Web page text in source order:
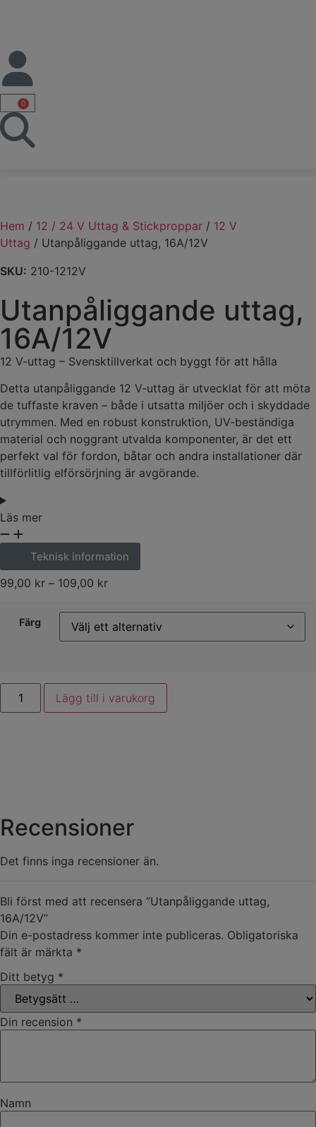
0
Hem / 12 / 24 V Uttag & Stickproppar / 12 V
Uttag / Utanpåliggande uttag, 16A/12V
SKU: 210-1212V
Utanpåliggande uttag,
16A/12V
12 V-uttag – Svensktillverkat och byggt för att hålla
Detta utanpåliggande 12 V-uttag är utvecklat för att möta
de tuffaste kraven – både i utsatta miljöer och i skyddade
utrymmen. Med en robust konstruktion, UV-beständiga
material och noggrant utvalda komponenter, är det ett
perfekt val för fordon, båtar och andra installationer där
tillförlitlig elförsörjning är avgörande.
Läs mer
Teknisk information
99,00 kr – 109,00 kr
Färg
Lägg till i varukorg
Recensioner
Det finns inga recensioner än.
Bli först med att recensera ”Utanpåliggande uttag,
16A/12V”
Din e-postadress kommer inte publiceras. Obligatoriska
fält är märkta *
Ditt betyg *
Din recension *
Namn